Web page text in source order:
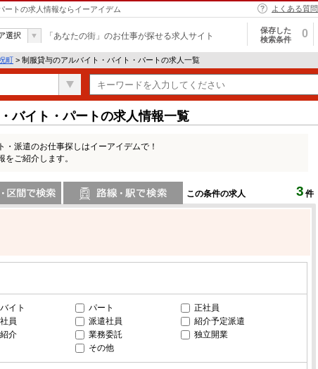
ートの求人情報ならイーアイデム よくある質問
選択 「あなたの街」のお仕事が探せる求人サイト
保存した
検索条件
0
町 > 制服貸与のアルバイト・バイト・パートの求人一覧
バイト・パートの求人情報一覧
派遣のお仕事探しはイーアイデムで！
ご紹介します。
この条件の求人 3 件
イト パート
正社員
員
派遣社員
紹介予定派遣
介
業務委託
独立開業
その他